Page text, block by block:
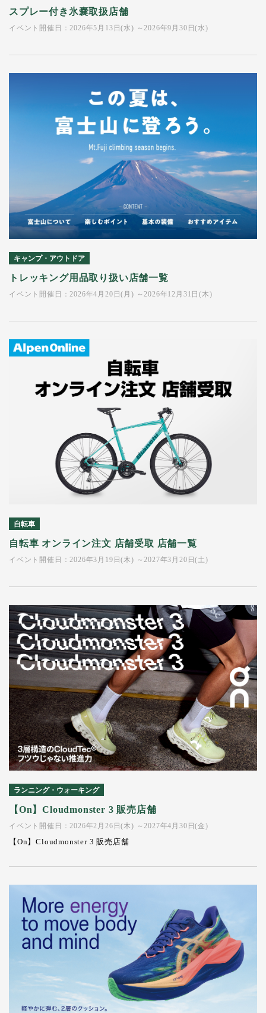
スプレー付き氷嚢取扱店舗
イベント開催日：2026年5月13日(水) ～2026年9月30日(水)
キャンプ・アウトドア
トレッキング用品取り扱い店舗一覧
イベント開催日：2026年4月20日(月) ～2026年12月31日(木)
自転車
自転車 オンライン注文 店舗受取 店舗一覧
イベント開催日：2026年3月19日(木) ～2027年3月20日(土)
ランニング・ウォーキング
【On】Cloudmonster 3 販売店舗
イベント開催日：2026年2月26日(木) ～2027年4月30日(金)
【On】Cloudmonster 3 販売店舗